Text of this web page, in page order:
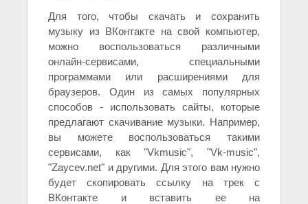
Для того, чтобы скачать и сохранить
музыку из ВКонтакте на свой компьютер,
можно воспользоваться различными
онлайн-сервисами, специальными
программами или расширениями для
браузеров. Один из самых популярных
способов - использовать сайты, которые
предлагают скачивание музыки. Например,
вы можете воспользоваться такими
сервисами, как "Vkmusic", "Vk-music",
"Zaycev.net" и другими. Для этого вам нужно
будет скопировать ссылку на трек с
ВКонтакте и вставить ее на